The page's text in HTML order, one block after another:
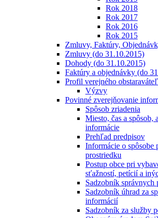
Rok 2018
Rok 2017
Rok 2016
Rok 2015
Zmluvy, Faktúry,
Zmluvy (do 31.10.2015)
Dohody (do 31.10.2015)
Faktúry a objednávky (do
Profil verejného
Výzvy
Povinné zverejňovanie
Spôsob zriadenia
Miesto, čas a
informácie
Prehľad predpisov
Informácie o spôsobe
prostriedku
Postup obce pri
sťažností, petícií a
Sadzobník správnych
Sadzobník úhrad za
informácií
Sadzobník za služby